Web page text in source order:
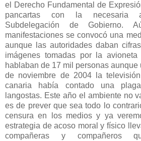
el Derecho Fundamental de
pancartas con la necesaria
Subdelegación de Gobierno.
manifestaciones se convocó una
aunque las autoridades daban
imágenes tomadas por la
hablaban de 17 mil personas
de noviembre de 2004 la
canaria había contado una
langostas. Este año el ambiente no
es de prever que sea todo lo
censura en los medios y ya
estrategia de acoso moral y físico
compañeras y compañeros